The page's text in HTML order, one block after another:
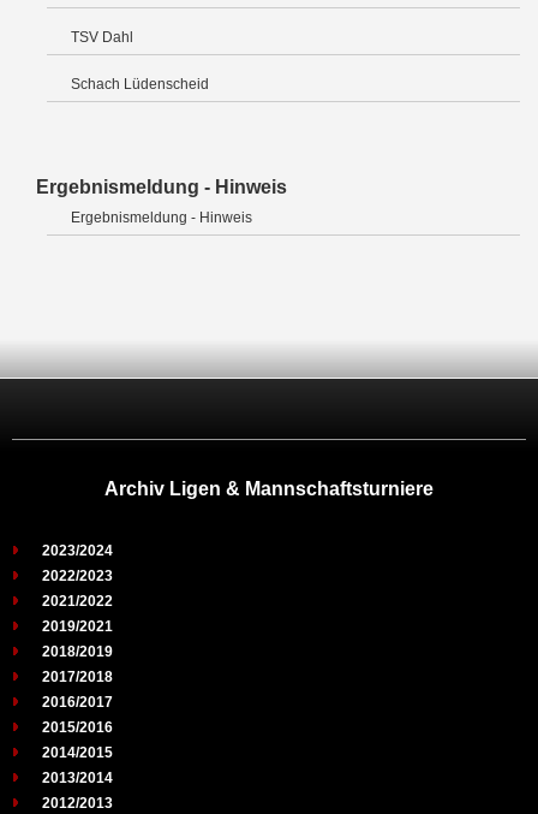
TSV Dahl
Schach Lüdenscheid
Ergebnismeldung - Hinweis
Ergebnismeldung - Hinweis
Archiv Ligen & Mannschaftsturniere
2023/2024
2022/2023
2021/2022
2019/2021
2018/2019
2017/2018
2016/2017
2015/2016
2014/2015
2013/2014
2012/2013